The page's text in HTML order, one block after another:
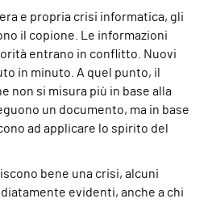
e propria crisi informatica, gli
il copione. Le informazioni
entrano in conflitto. Nuovi
in minuto. A quel punto, il
non si misura più in base alla
un documento, ma in base
ad applicare lo spirito del
bene una crisi, alcuni
evidenti, anche a chi